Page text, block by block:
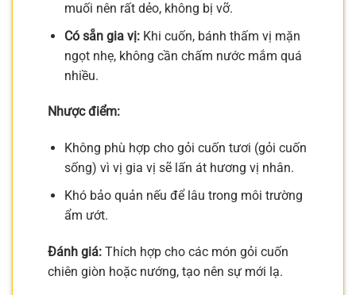
muối nên rất dẻo, không bị vỡ.
Có sẵn gia vị:Khi cuốn, bánh thấm vị mặn
ngọt nhẹ, không cần chấm nước mắm quá
nhiều.
Nhược điểm:
Không phù hợp cho gỏi cuốn tươi (gỏi cuốn
sống) vì vị gia vị sẽ lấn át hương vị nhân.
Khó bảo quản nếu để lâu trong môi trường
ẩm ướt.
Đánh giá: Thích hợp cho các món gỏi cuốn
chiên giòn hoặc nướng, tạo nên sự mới lạ.